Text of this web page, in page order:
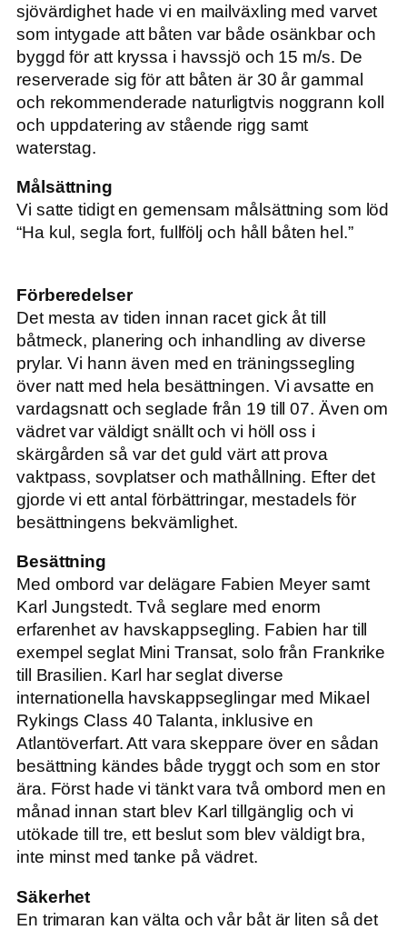
sjövärdighet hade vi en mailväxling med varvet
som intygade att båten var både osänkbar och
byggd för att kryssa i havssjö och 15 m/s. De
reserverade sig för att båten är 30 år gammal
och rekommenderade naturligtvis noggrann koll
och uppdatering av stående rigg samt
waterstag.
Målsättning
Vi satte tidigt en gemensam målsättning som löd
“Ha kul, segla fort, fullfölj och håll båten hel.”
Förberedelser
Det mesta av tiden innan racet gick åt till
båtmeck, planering och inhandling av diverse
prylar. Vi hann även med en träningssegling
över natt med hela besättningen. Vi avsatte en
vardagsnatt och seglade från 19 till 07. Även om
vädret var väldigt snällt och vi höll oss i
skärgården så var det guld värt att prova
vaktpass, sovplatser och mathållning. Efter det
gjorde vi ett antal förbättringar, mestadels för
besättningens bekvämlighet.
Besättning
Med ombord var delägare Fabien Meyer samt
Karl Jungstedt. Två seglare med enorm
erfarenhet av havskappsegling. Fabien har till
exempel seglat Mini Transat, solo från Frankrike
till Brasilien. Karl har seglat diverse
internationella havskappseglingar med Mikael
Rykings Class 40 Talanta, inklusive en
Atlantöverfart. Att vara skeppare över en sådan
besättning kändes både tryggt och som en stor
ära. Först hade vi tänkt vara två ombord men en
månad innan start blev Karl tillgänglig och vi
utökade till tre, ett beslut som blev väldigt bra,
inte minst med tanke på vädret.
Säkerhet
En trimaran kan välta och vår båt är liten så det